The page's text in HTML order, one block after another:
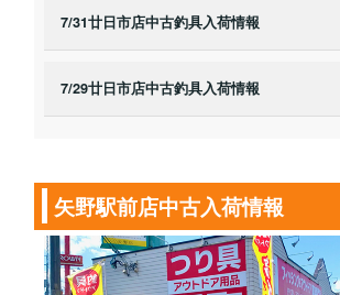
7/31廿日市店中古釣具入荷情報
7/29廿日市店中古釣具入荷情報
矢野駅前店中古入荷情報